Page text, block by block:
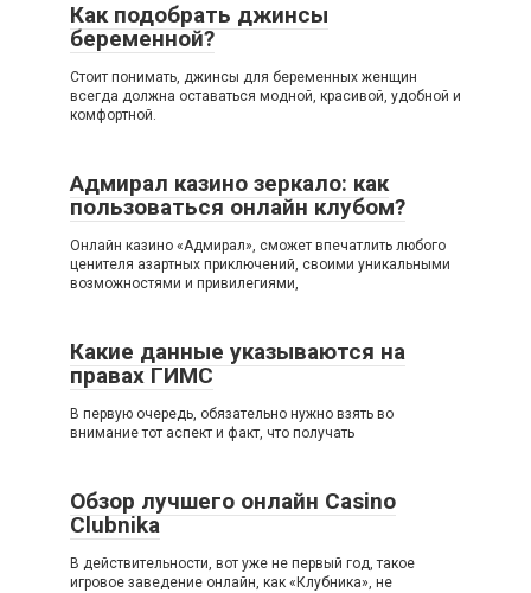
Как подобрать джинсы
беременной?
Стоит понимать, джинсы для беременных женщин
всегда должна оставаться модной, красивой, удобной и
комфортной.
Адмирал казино зеркало: как
пользоваться онлайн клубом?
Онлайн казино «Адмирал», сможет впечатлить любого
ценителя азартных приключений, своими уникальными
возможностями и привилегиями,
Какие данные указываются на
правах ГИМС
В первую очередь, обязательно нужно взять во
внимание тот аспект и факт, что получать
Обзор лучшего онлайн Casino
Clubnika
В действительности, вот уже не первый год, такое
игровое заведение онлайн, как «Клубника», не